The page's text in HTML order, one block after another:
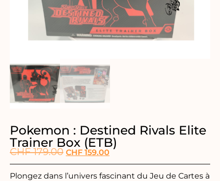
Pokemon : Destined Rivals Elite
Trainer Box (ETB)
CHF179.00 CHF 159.00
Plongez dans l’univers fascinant du Jeu de Cartes à